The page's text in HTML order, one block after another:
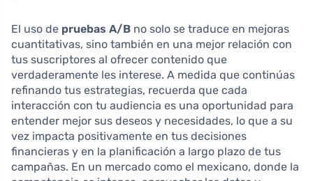
El uso de pruebas A/B no solo se traduce en mejoras
cuantitativas, sino también en una mejor relación con
tus suscriptores al ofrecer contenido que
verdaderamente les interese. A medida que continúas
refinando tus estrategias, recuerda que cada
interacción con tu audiencia es una oportunidad para
entender mejor sus deseos y necesidades, lo que a su
vez impacta positivamente en tus decisiones
financieras y en la planificación a largo plazo de tus
campañas. En un mercado como el mexicano, donde la